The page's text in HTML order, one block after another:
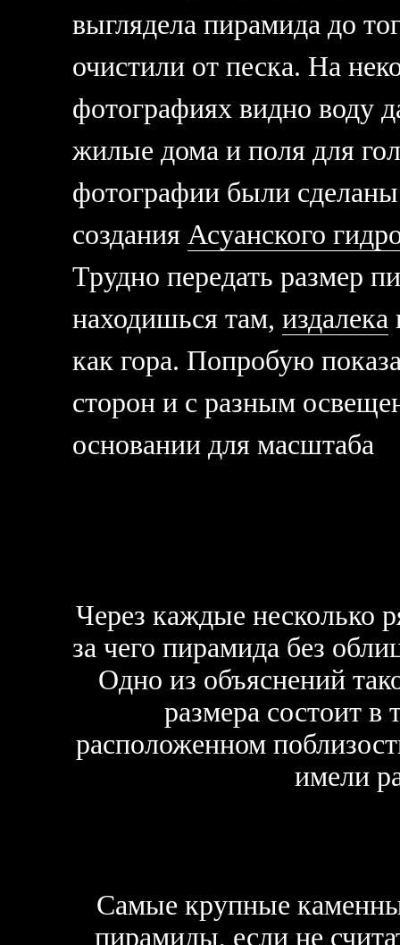
выглядела пирамида до
очистили от песка. На
фотографиях видно воду
жилые дома и поля для
фотографии были
создания Асуанского
Трудно передать размер
находишься там, издалека
как гора. Попробую
сторон и с разным
основании для масштаба
Через каждые несколько
за чего пирамида без
Одно из объяснений
размера состоит в
расположенном
имели
Самые крупные
пирамиды, если не